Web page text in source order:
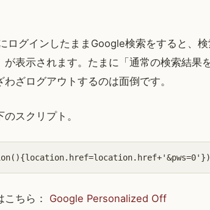
ログインしたままGoogle検索をすると、
が表示されます。たまに「通常の検索結果
ざログアウトするのは面倒です。
スクリプト。
こちら： Google Personalized Off